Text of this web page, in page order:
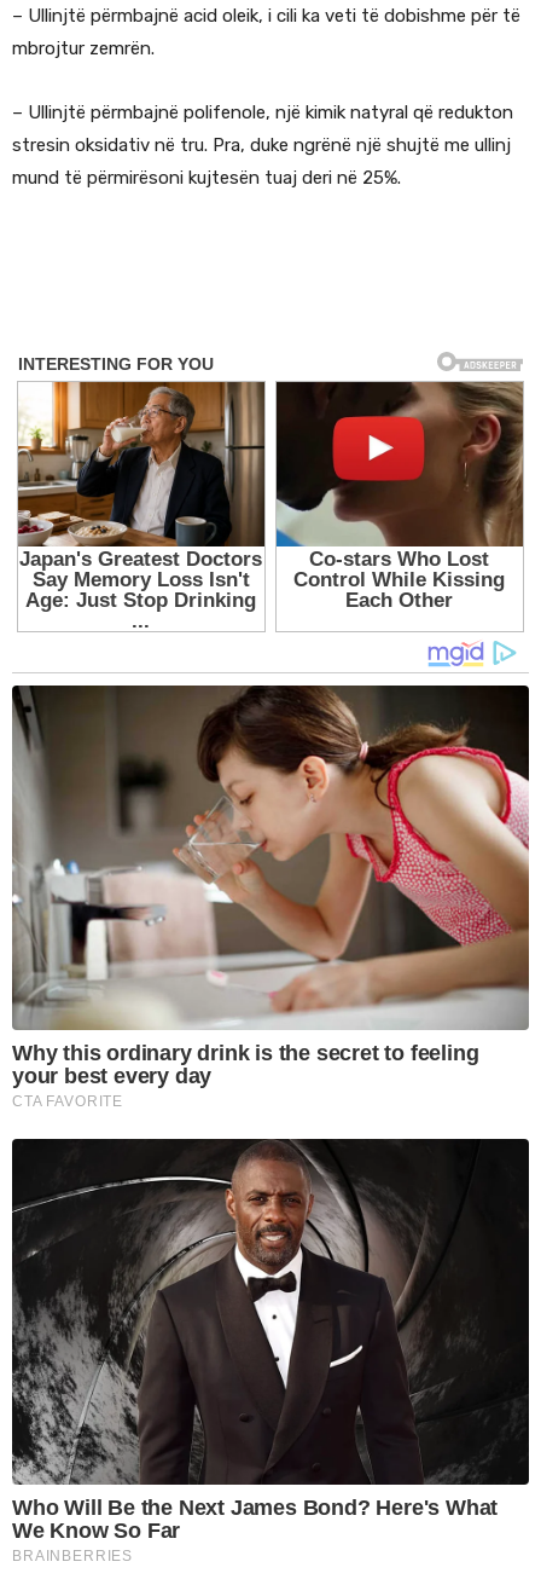
– Ullinjtë përmbajnë acid oleik, i cili ka veti të dobishme për të
mbrojtur zemrën.
– Ullinjtë përmbajnë polifenole, një kimik natyral që redukton
stresin oksidativ në tru. Pra, duke ngrënë një shujtë me ullinj
mund të përmirësoni kujtesën tuaj deri në 25%.